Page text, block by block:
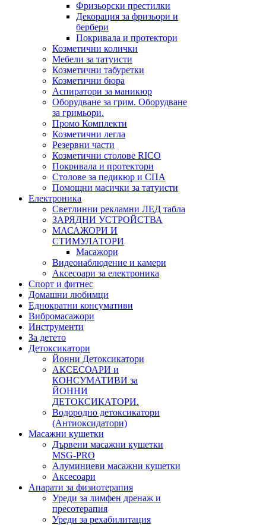
Фризьорски престилки
Декорация за фризьори и
бербери
Покривала и протектори
Козметични колички
Мебели за татуисти
Козметични табуретки
Козметични бюра
Аспиратори за маникюр
Оборудване за грим. Оборудване
за гримьори.
Промо Комплекти
Козметични легла
Резервни части
Козметични столове RICO
Покривала и протектори
Столове за педикюр и СПА
Помощни масички за татуисти
Електроника
Светлинни рекламни ЛЕД табла
ЗАРЯДНИ УСТРОЙСТВА
МАСАЖОРИ И
СТИМУЛАТОРИ
Масажори
Видеонаблюдение и камери
Аксесоари за електроника
Спорт и фитнес
Домашни любимци
Еднократни консумативи
Вибромасажори
Инструменти
За детето
Детоксикатори
Йонни Детоксикатори
АКСЕСОАРИ и
КОНСУМАТИВИ за
ЙОННИ
ДЕТОКСИКАТОРИ.
Водородно детоксикатори
(Антиоксидатори)
Масажни кушетки
Дървени масажни кушетки
MSG-PRO
Алуминиеви масажни кушетки
Аксесоари
Апарати за физиотерапия
Уреди за лимфен дренаж и
пресотерапия
Уреди за рехабилитация